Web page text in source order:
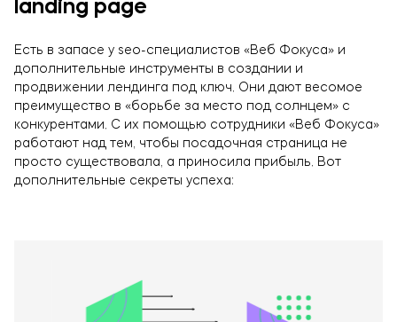
landing page
Есть в запасе у seo-специалистов «Веб Фокуса» и
дополнительные инструменты в создании и
продвижении лендинга под ключ. Они дают весомое
преимущество в «борьбе за место под солнцем» с
конкурентами. С их помощью сотрудники «Веб Фокуса»
работают над тем, чтобы посадочная страница не
просто существовала, а приносила прибыль. Вот
дополнительные секреты успеха: